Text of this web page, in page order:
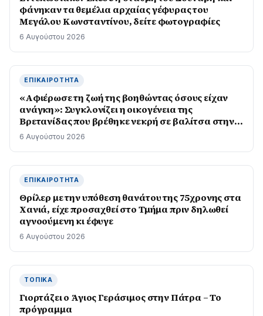
φάνηκαν τα θεμέλια αρχαίας γέφυρας του
Μεγάλου Κωνσταντίνου, δείτε φωτογραφίες
6 Αυγούστου 2026
ΕΠΙΚΑΙΡΌΤΗΤΑ
«Αφιέρωσε τη ζωή της βοηθώντας όσους είχαν
ανάγκη»: Συγκλονίζει η οικογένεια της
Βρετανίδας που βρέθηκε νεκρή σε βαλίτσα στην
Κυψέλη
6 Αυγούστου 2026
ΕΠΙΚΑΙΡΌΤΗΤΑ
Θρίλερ με την υπόθεση θανάτου της 75χρονης στα
Χανιά, είχε προσαχθεί στο Τμήμα πριν δηλωθεί
αγνοούμενη κι έφυγε
6 Αυγούστου 2026
ΤΟΠΙΚΆ
Γιορτάζει ο Άγιος Γεράσιμος στην Πάτρα – Το
πρόγραμμα